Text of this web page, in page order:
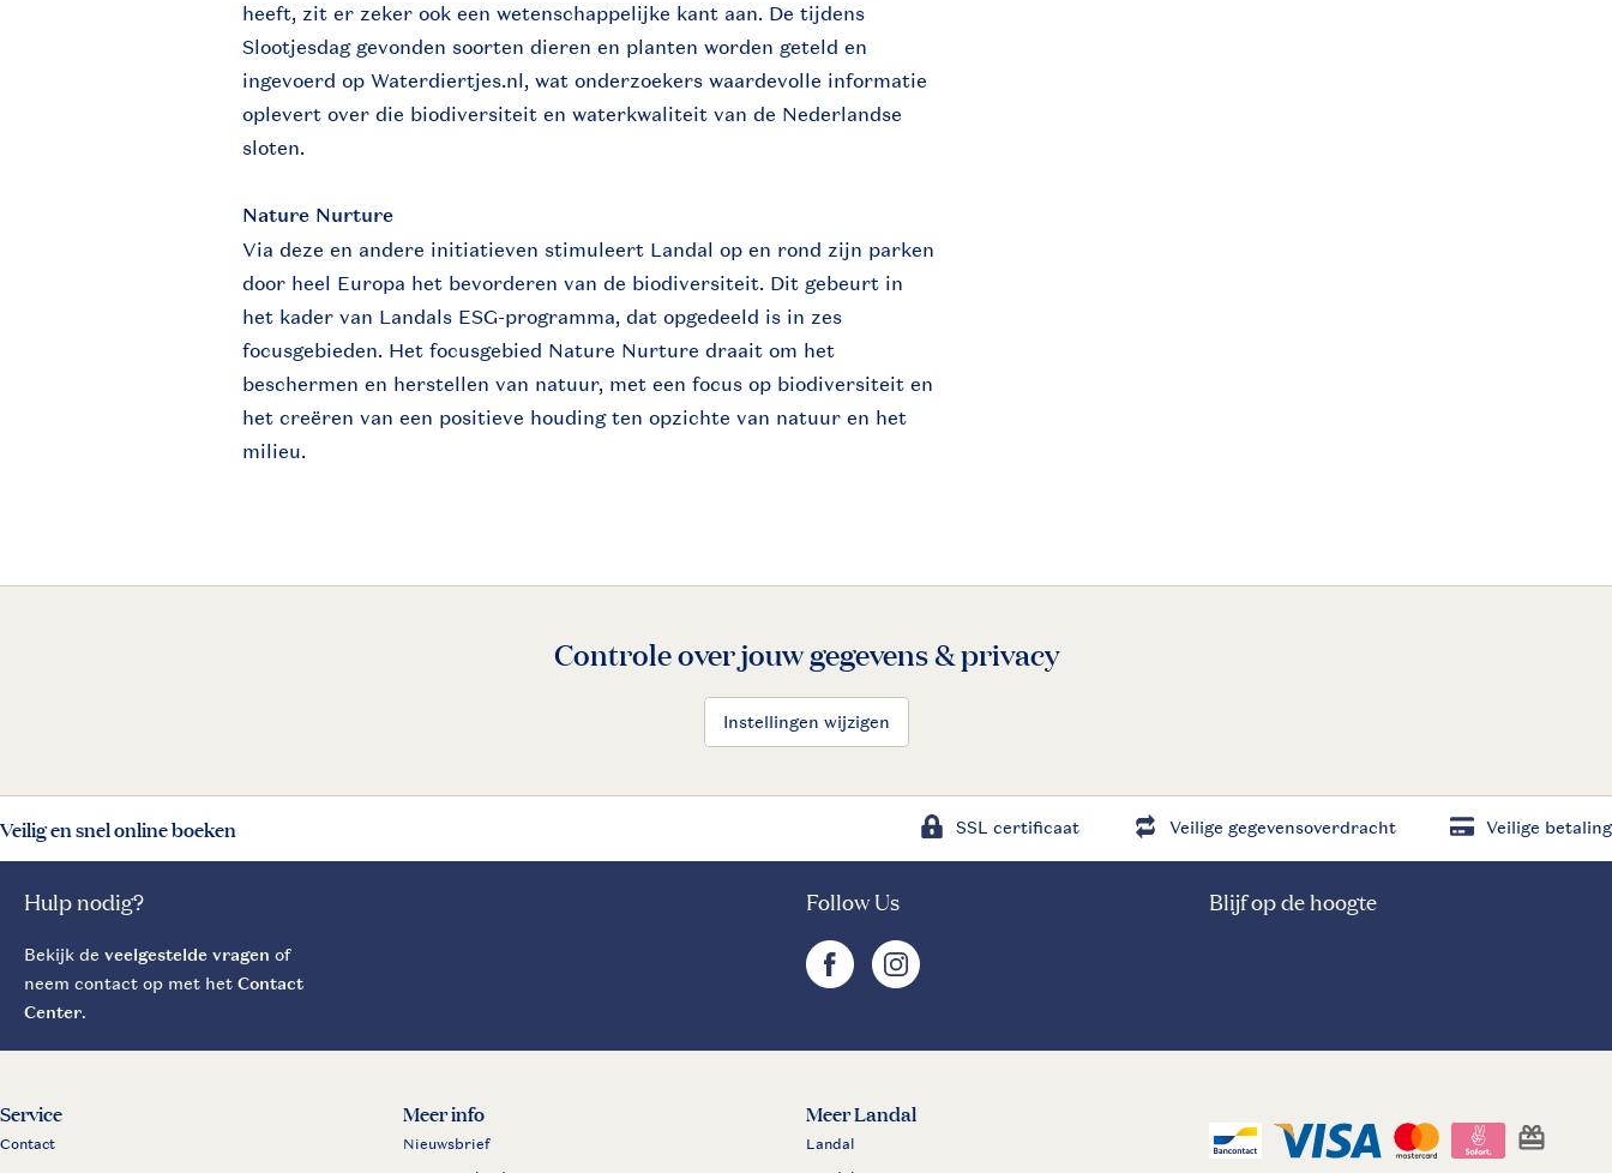
heeft, zit er zeker ook een wetenschappelijke kant aan. De tijdens
Slootjesdag gevonden soorten dieren en planten worden geteld en
ingevoerd op Waterdiertjes.nl, wat onderzoekers waardevolle informatie
oplevert over die biodiversiteit en waterkwaliteit van de Nederlandse
sloten.
Nature Nurture
Via deze en andere initiatieven stimuleert Landal op en rond zijn parken
door heel Europa het bevorderen van de biodiversiteit. Dit gebeurt in
het kader van Landals ESG-programma, dat opgedeeld is in zes
focusgebieden. Het focusgebied Nature Nurture draait om het
beschermen en herstellen van natuur, met een focus op biodiversiteit en
het creëren van een positieve houding ten opzichte van natuur en het
milieu.
Controle over jouw gegevens & privacy
Instellingen wijzigen
Veilig en snel online boeken SSL certificaat Veilige gegevensoverdracht Veilige betaling
Hulp nodig?
Bekijk de veelgestelde vragen of
neem contact op met het Contact
Center.
Follow Us
facebookinstagram
Blijf op de hoogte
Service
Contact
Meer info
Nieuwsbrief
Meer Landal
Landal